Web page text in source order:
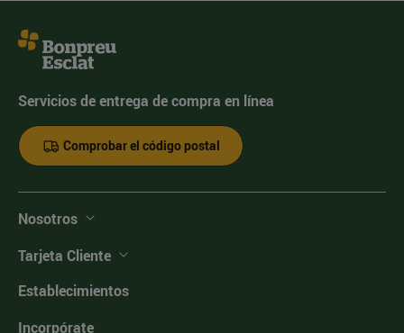
Servicios de entrega de compra en línea
Comprobar el código postal
Nosotros
Tarjeta Cliente
Establecimientos
Incorpórate